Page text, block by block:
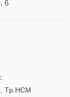
6
Tp.HCM